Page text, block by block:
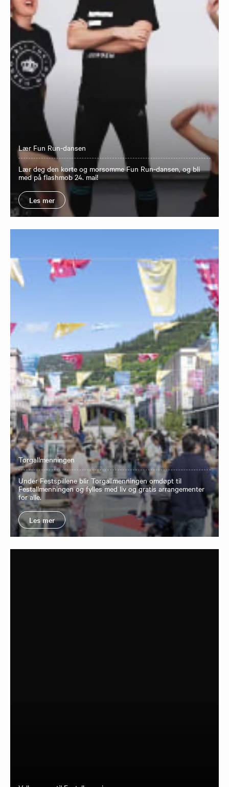
Lær Fun Run-dansen
Lær deg den korte og morsomme Fun Run-dansen, og bli
med på flashmob 24. mai!
Les mer
Torgallmenningen
Under Festspillene blir Torgallmenningen omdøpt til
Festallmenningen og fylles med liv og gratis arrangementer
for alle.
Les mer